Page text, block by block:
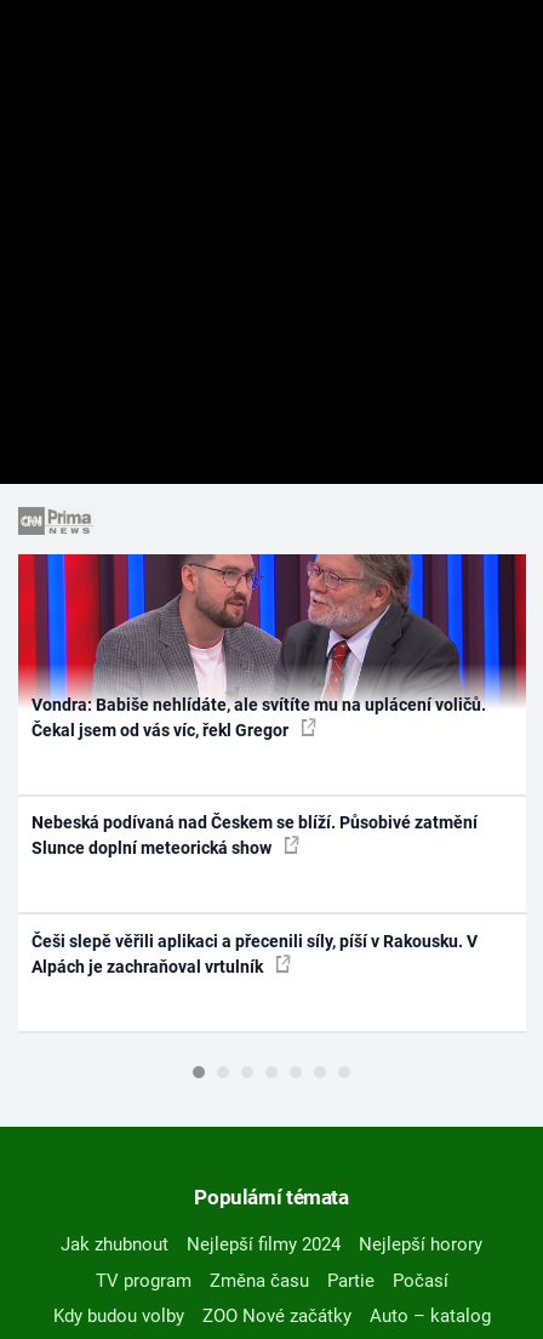
Vondra: Babiše nehlídáte, ale svítíte mu na uplácení voličů.
Čekal jsem od vás víc, řekl Gregor
Nebeská podívaná nad Českem se blíží. Působivé zatmění
Slunce doplní meteorická show
Češi slepě věřili aplikaci a přecenili síly, píší v Rakousku. V
Alpách je zachraňoval vrtulník
Populární témata
Jak zhubnout Nejlepší filmy 2024
Nejlepší horory
TV program
Změna času Partie
Počasí
Kdy budou volby
ZOO Nové začátky
Auto – katalog